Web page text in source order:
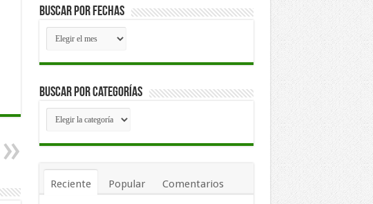
Buscar por fechas
Buscar
por
Buscar por Categorías
Buscar
por
Reciente Popular Comentarios